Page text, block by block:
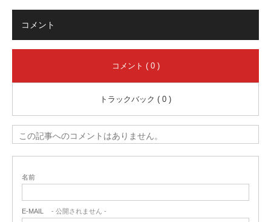
コメント
コメント ( 0 )
トラックバック ( 0 )
この記事へのコメントはありません。
名前
E-MAIL - 公開されません -